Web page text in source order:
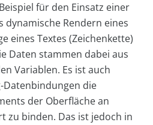
für den Einsatz einer
dynamische Rendern eines
eines Textes (Zeichenkette)
Daten stammen dabei aus
Variablen. Es ist auch
Datenbindungen die
der Oberfläche an
zu binden. Das ist jedoch in